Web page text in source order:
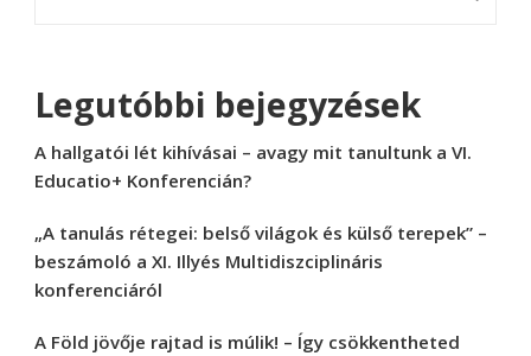
Legutóbbi bejegyzések
A hallgatói lét kihívásai – avagy mit tanultunk a VI.
Educatio+ Konferencián?
„A tanulás rétegei: belső világok és külső terepek” –
beszámoló a XI. Illyés Multidiszciplináris
konferenciáról
A Föld jövője rajtad is múlik! – Így csökkentheted